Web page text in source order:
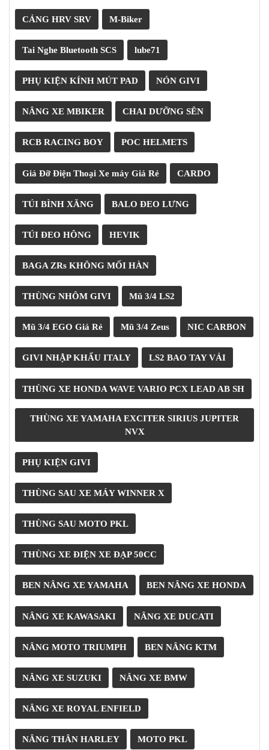
CẢNG HRV SRV M-Biker
Tai Nghe Bluetooth SCS lube71
PHỤ KIỆN KÍNH MÚT PAD NÓN GIVI
NÂNG XE MBIKER CHAI DƯỠNG SÊN
RCB RACING BOY POC HELMETS
Giá Đỡ Điện Thoại Xe máy Giá Rẻ CARDO
TÚI BÌNH XĂNG BALO ĐEO LƯNG
TÚI ĐEO HÔNG HEVIK
BAGA ZRs KHÔNG MỐI HÀN
THÙNG NHÔM GIVI Mũ 3/4 LS2
Mũ 3/4 EGO Giá Rẻ Mũ 3/4 Zeus NIC CARBON
GIVI NHẬP KHẨU ITALY LS2 BAO TAY VẢI
THÙNG XE HONDA WAVE VARIO PCX LEAD AB SH
THÙNG XE YAMAHA EXCITER SIRIUS JUPITER
NVX
PHỤ KIỆN GIVI
THÙNG SAU XE MÁY WINNER X
THÙNG SAU MOTO PKL
THÙNG XE ĐIỆN XE ĐẠP 50CC
BEN NÂNG XE YAMAHA BEN NÂNG XE HONDA
NÂNG XE KAWASAKI NÂNG XE DUCATI
NÂNG MOTO TRIUMPH BEN NÂNG KTM
NÂNG XE SUZUKI NÂNG XE BMW
NÂNG XE ROYAL ENFIELD
NÂNG THÂN HARLEY MOTO PKL